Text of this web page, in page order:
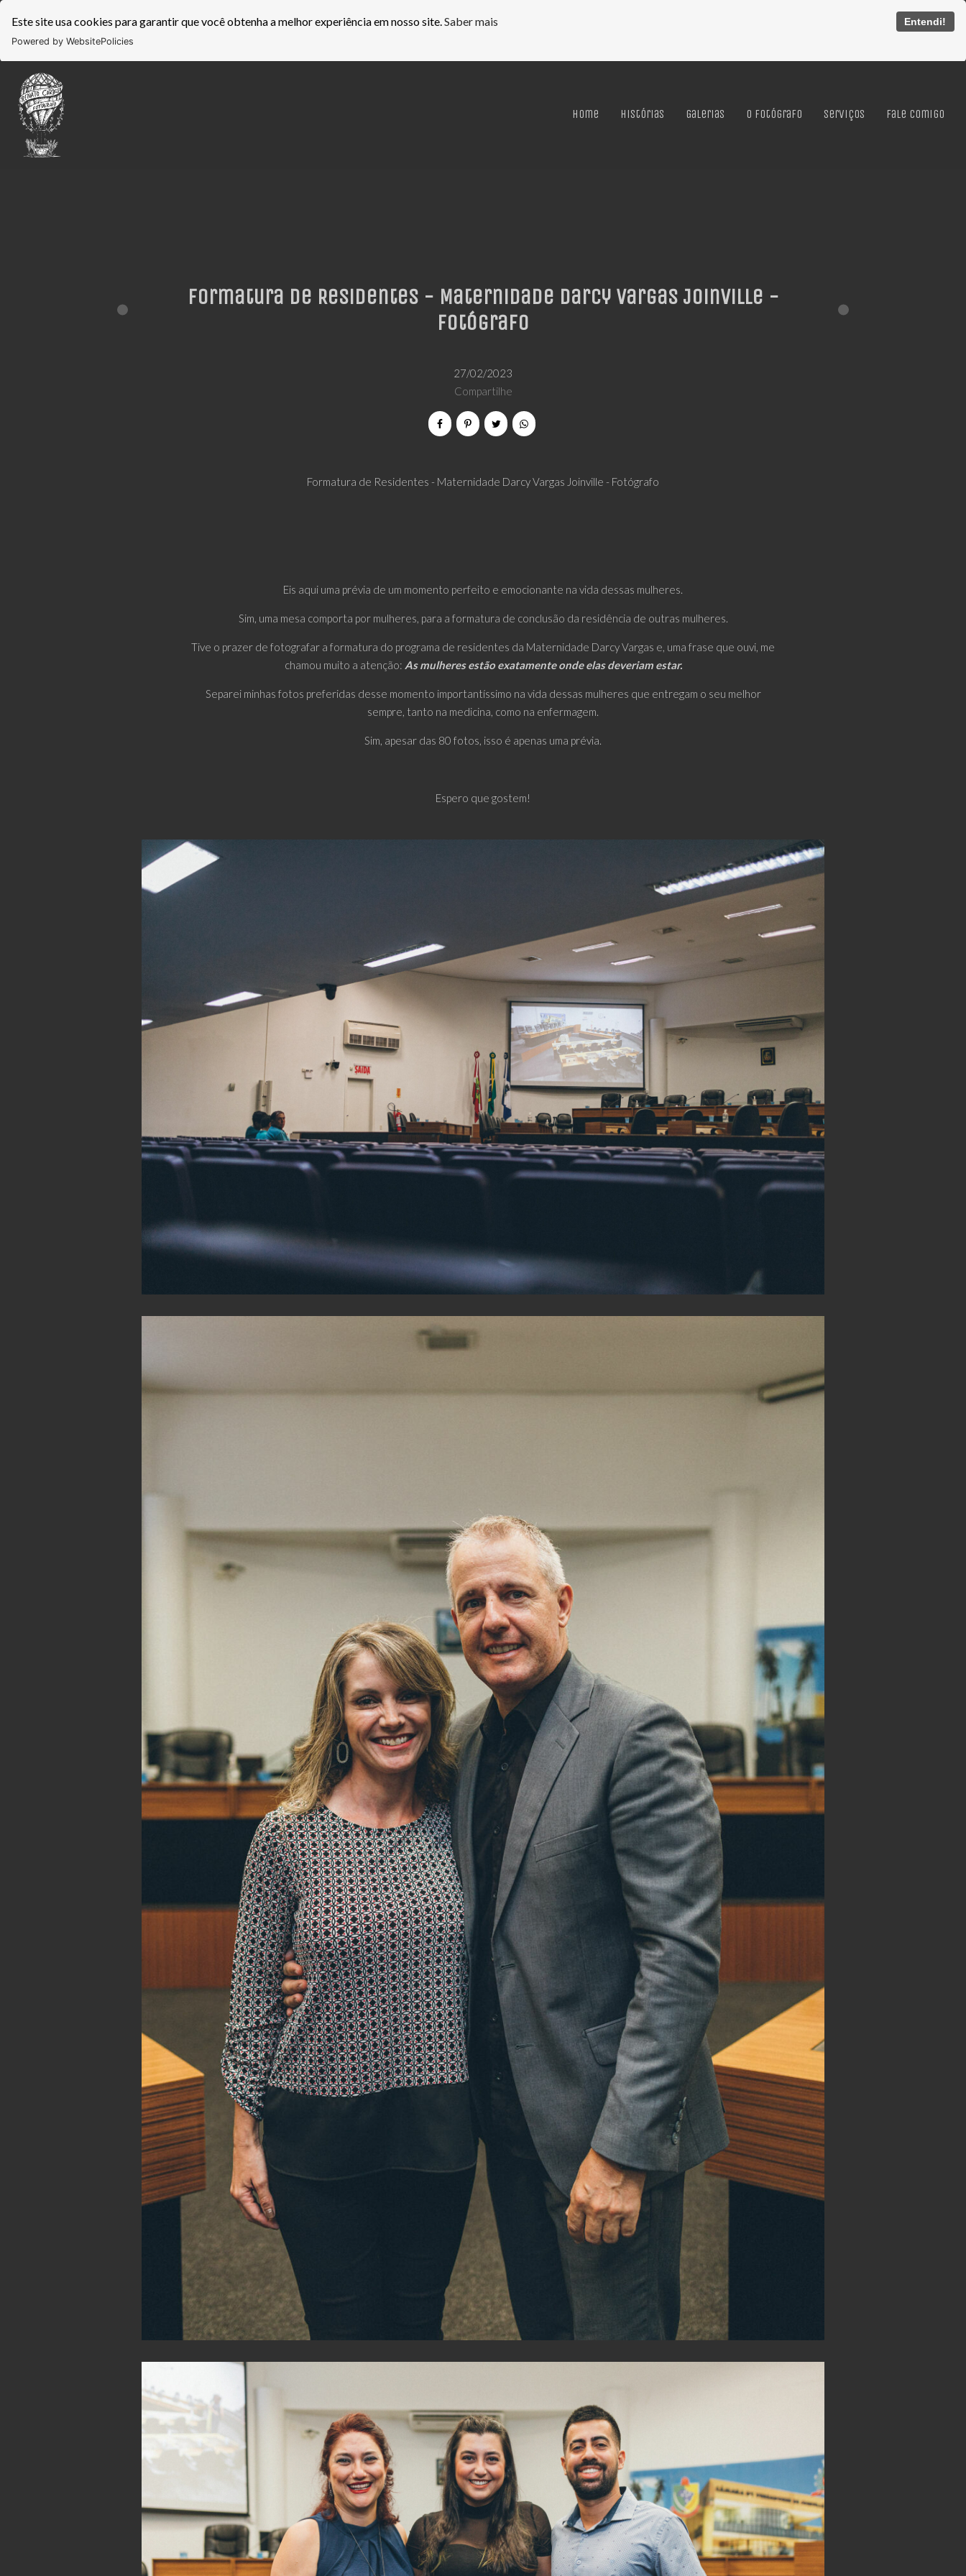
Este site usa cookies para garantir que você obtenha a melhor experiência em nosso site. Saber mais Entendi!
Powered by WebsitePolicies
Home Histórias Galerias O Fotógrafo Serviços Fale Comigo
Formatura de Residentes - Maternidade Darcy Vargas Joinville -
Fotógrafo
27/02/2023
Compartilhe
Formatura de Residentes - Maternidade Darcy Vargas Joinville - Fotógrafo
Eis aqui uma prévia de um momento perfeito e emocionante na vida dessas mulheres.
Sim, uma mesa comporta por mulheres, para a formatura de conclusão da residência de outras mulheres.
Tive o prazer de fotografar a formatura do programa de residentes da Maternidade Darcy Vargas e, uma frase que ouvi, me
chamou muito a atenção: As mulheres estão exatamente onde elas deveriam estar.
Separei minhas fotos preferidas desse momento importantíssimo na vida dessas mulheres que entregam o seu melhor
sempre, tanto na medicina, como na enfermagem.
Sim, apesar das 80 fotos, isso é apenas uma prévia.
Espero que gostem!